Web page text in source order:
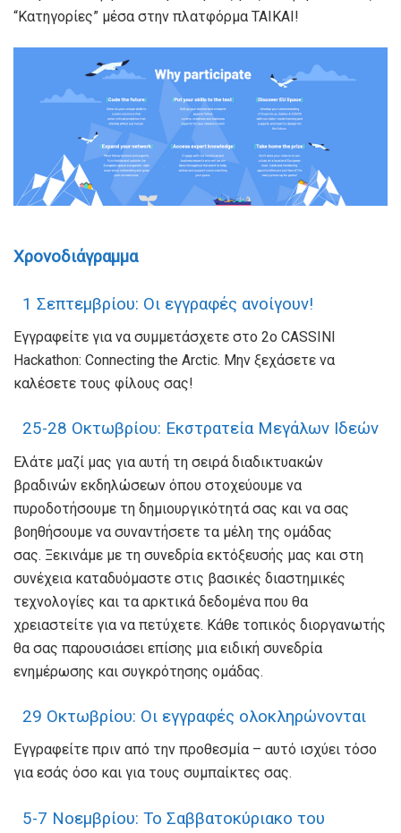
“Κατηγορίες” μέσα στην πλατφόρμα TAIKAI!
Χρονοδιάγραμμα
1 Σεπτεμβρίου: Οι εγγραφές ανοίγουν!
Εγγραφείτε για να συμμετάσχετε στο 2ο CASSINI
Hackathon: Connecting the Arctic. Μην ξεχάσετε να
καλέσετε τους φίλους σας!
25-28 Οκτωβρίου: Εκστρατεία Μεγάλων Ιδεών
Ελάτε μαζί μας για αυτή τη σειρά διαδικτυακών
βραδινών εκδηλώσεων όπου στοχεύουμε να
πυροδοτήσουμε τη δημιουργικότητά σας και να σας
βοηθήσουμε να συναντήσετε τα μέλη της ομάδας
σας. Ξεκινάμε με τη συνεδρία εκτόξευσής μας και στη
συνέχεια καταδυόμαστε στις βασικές διαστημικές
τεχνολογίες και τα αρκτικά δεδομένα που θα
χρειαστείτε για να πετύχετε. Κάθε τοπικός διοργανωτής
θα σας παρουσιάσει επίσης μια ειδική συνεδρία
ενημέρωσης και συγκρότησης ομάδας.
29 Οκτωβρίου: Οι εγγραφές ολοκληρώνονται
Εγγραφείτε πριν από την προθεσμία – αυτό ισχύει τόσο
για εσάς όσο και για τους συμπαίκτες σας.
5-7 Νοεμβρίου: Το Σαββατοκύριακο του